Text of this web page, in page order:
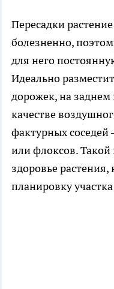
Пересадки
болезненно,
для него
Идеально
дорожек, на
качестве
фактурных
или флоксов. Такой
здоровье
планировку